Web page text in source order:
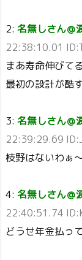
2: 名無しさん＠
22:38:10.01
まあ寿命伸びて
最初の設計が酷
3: 名無しさん＠
22:39:29.69
枝野はないわぁ
4: 名無しさん＠
22:40:51.74
どうせ年金払っ